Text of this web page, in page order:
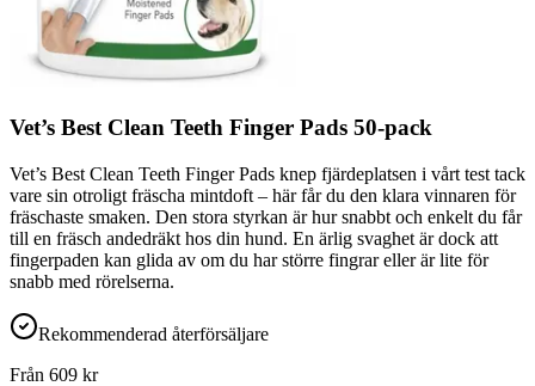
Vet’s Best Clean Teeth Finger Pads 50-pack
Vet’s Best Clean Teeth Finger Pads knep fjärdeplatsen i vårt test tack
vare sin otroligt fräscha mintdoft – här får du den klara vinnaren för
fräschaste smaken. Den stora styrkan är hur snabbt och enkelt du får
till en fräsch andedräkt hos din hund. En ärlig svaghet är dock att
fingerpaden kan glida av om du har större fingrar eller är lite för
snabb med rörelserna.
Rekommenderad återförsäljare
Från 609 kr